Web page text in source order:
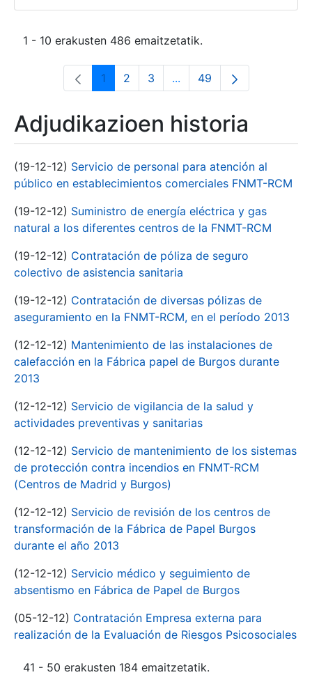
1 - 10 erakusten 486 emaitzetatik.
Orrialdea
1 Orrialdea
2 Orrialdea
3 ...Intermediate Pages Use
Orrialdea
49
Adjudikazioen historia
(19-12-12) Servicio de personal para atención al
público en establecimientos comerciales FNMT-RCM
(19-12-12) Suministro de energía eléctrica y gas
natural a los diferentes centros de la FNMT-RCM
(19-12-12) Contratación de póliza de seguro
colectivo de asistencia sanitaria
(19-12-12) Contratación de diversas pólizas de
aseguramiento en la FNMT-RCM, en el período 2013
(12-12-12) Mantenimiento de las instalaciones de
calefacción en la Fábrica papel de Burgos durante
2013
(12-12-12) Servicio de vigilancia de la salud y
actividades preventivas y sanitarias
(12-12-12) Servicio de mantenimiento de los sistemas
de protección contra incendios en FNMT-RCM
(Centros de Madrid y Burgos)
(12-12-12) Servicio de revisión de los centros de
transformación de la Fábrica de Papel Burgos
durante el año 2013
(12-12-12) Servicio médico y seguimiento de
absentismo en Fábrica de Papel de Burgos
(05-12-12) Contratación Empresa externa para
realización de la Evaluación de Riesgos Psicosociales
41 - 50 erakusten 184 emaitzetatik.